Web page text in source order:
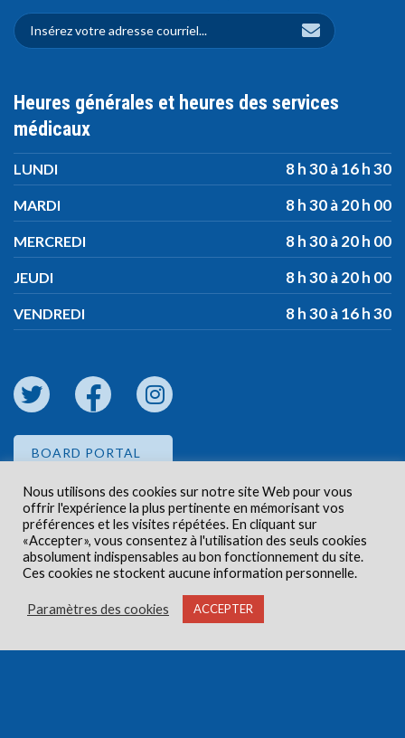
Heures générales et heures des services
médicaux
LUNDI 8 h 30 à 16 h 30
MARDI 8 h 30 à 20 h 00
MERCREDI 8 h 30 à 20 h 00
JEUDI 8 h 30 à 20 h 00
VENDREDI 8 h 30 à 16 h 30
BOARD PORTAL
EMPLOYEE PORTAL
Droits d'auteur © 2026 Centre de santé communautaire
Carlington. Tous droits réservés.
Nous utilisons des cookies sur notre site Web pour vous
offrir l'expérience la plus pertinente en mémorisant vos
préférences et les visites répétées. En cliquant sur
«Accepter», vous consentez à l'utilisation des seuls cookies
absolument indispensables au bon fonctionnement du site.
Ces cookies ne stockent aucune information personnelle.
Paramètres des cookies ACCEPTER